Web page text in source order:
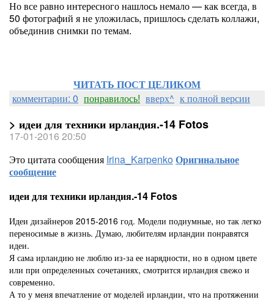
Но все равно интересного нашлось немало — как всегда, в
50 фотографий я не уложилась, пришлось сделать коллажи,
объединив снимки по темам.
ЧИТАТЬ ПОСТ ЦЕЛИКОМ
комментарии: 0 понравилось! вверх^ к полной версии
> идеи для техники ирландия.-14 Fotos
17-01-2016 20:50
Это цитата сообщения Irina_KarpenkoОригинальное
сообщение
идеи для техники ирландия.-14 Fotos
Идеи дизайнеров 2015-2016 год. Модели подиумные, но так легко
переносимые в жизнь. Думаю, любителям ирландии понравятся
идеи.
Я сама ирландию не люблю из-за ее нарядности, но в одном цвете
или при определенных сочетаниях, смотрится ирландия свежо и
современно.
А то у меня впечатление от моделей ирландии, что на протяжении